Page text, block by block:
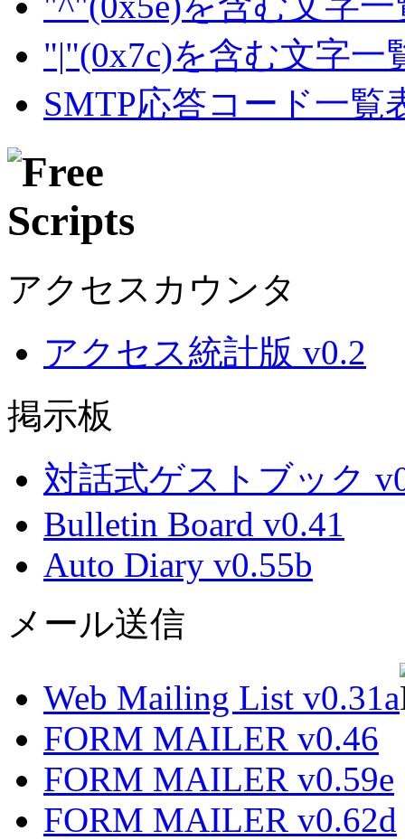
"|"(0x7c)を含む文字一
SMTP応答コード一覧
アクセスカウンタ
アクセス統計版 v0.2
掲示板
対話式ゲストブック
Bulletin Board v0.41
Auto Diary v0.55b
メール送信
Web Mailing List v0.31a
FORM MAILER v0.46
FORM MAILER v0.59e
FORM MAILER v0.62d